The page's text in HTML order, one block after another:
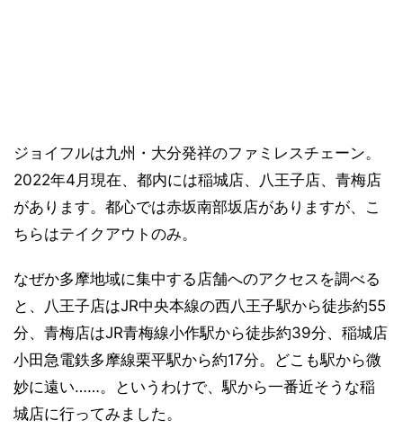
ジョイフルは九州・大分発祥のファミレスチェーン。
2022年4月現在、都内には稲城店、八王子店、青梅店
があります。都心では赤坂南部坂店がありますが、こ
ちらはテイクアウトのみ。
なぜか多摩地域に集中する店舗へのアクセスを調べる
と、八王子店はJR中央本線の西八王子駅から徒歩約55
分、青梅店はJR青梅線小作駅から徒歩約39分、稲城店
小田急電鉄多摩線栗平駅から約17分。どこも駅から微
妙に遠い……。というわけで、駅から一番近そうな稲
城店に行ってみました。